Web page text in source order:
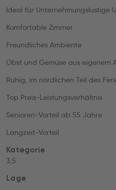
Ideal für Unternehmungslustige
Komfortable Zimmer
Freundliches Ambiente
Obst und Gemüse aus eigenem
Ruhig, im nördlichen Teil des
Top Preis-Leistungsverhältnis
Senioren-Vorteil ab 55 Jahre
Langzeit-Vorteil
Kategorie
3,5
Lage